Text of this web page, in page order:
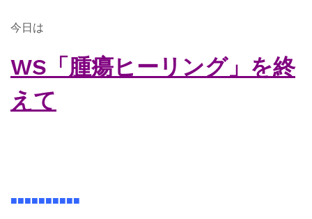
今日は
WS「腫瘍ヒーリング」を終
えて
■■■■■■■■■■